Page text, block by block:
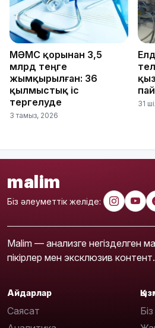
МӘМС қорынан 3,5
млрд теңге
жымқырылған: 36
қылмыстық іс
тергелуде
3 тамыз, 2026
31
malim
Біз әлеуметтік желіде:
Malim — анализге негізделген
пікірлер мен эксклюзив контент.
Айдарлар
Саясат